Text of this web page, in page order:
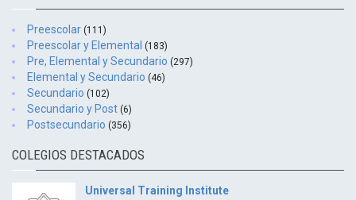
Preescolar (111)
Preescolar y Elemental (183)
Pre, Elemental y Secundario (297)
Elemental y Secundario (46)
Secundario (102)
Secundario y Post (6)
Postsecundario (356)
COLEGIOS DESTACADOS
Universal Training Institute